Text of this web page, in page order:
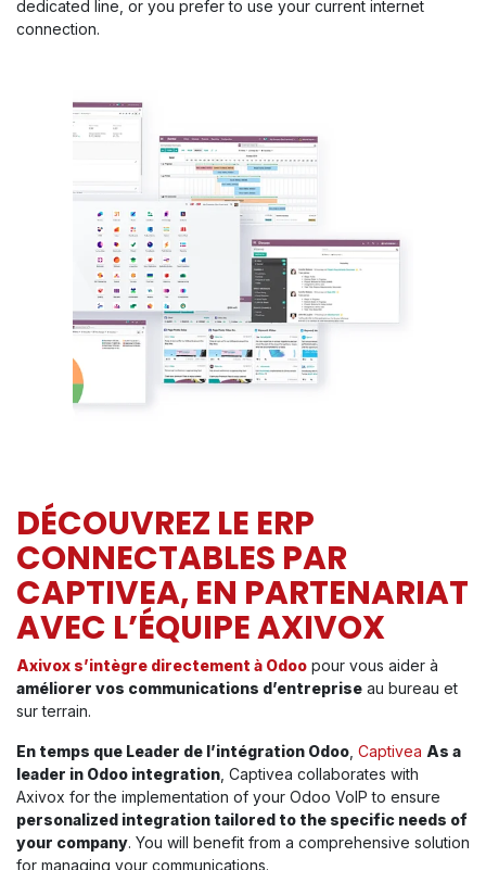
dedicated line, or you prefer to use your current internet
connection.
DÉCOUVREZ LE ERP
CONNECTABLES PAR
CAPTIVEA, EN PARTENARIAT
AVEC L’ÉQUIPE AXIVOX
Axivox s’intègre directement à Odoo pour vous aider à
améliorer vos communications d’entreprise au bureau et
sur terrain.
En temps que Leader de l’intégration Odoo Captivea As a
leader in Odoo integration , Captivea collaborates with
Axivox for the implementation of your Odoo VoIP to ensure
personalized integration tailored to the specific needs of
your company. You will benefit from a comprehensive solution
for managing your communications.